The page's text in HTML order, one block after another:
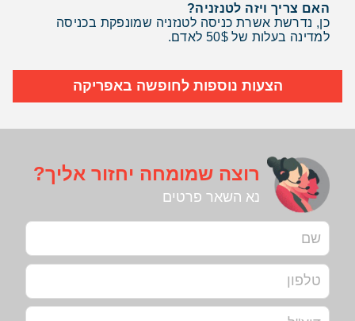
האם צריך ויזה לטנזניה?
כן, נדרשת אשרת כניסה לטנזניה שמונפקת בכניסה
למדינה בעלות של 50$ לאדם.
הצעות נוספות לחופשה באפריקה
רוצה שמומחה יחזור אליך?
נא השאר פרטים